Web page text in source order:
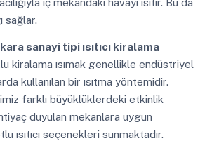
iç mekandaki havayı ısıtır. Bu da
sağlar.
sanayi tipi ısıtıcı kiralama
kiralama ısımak genellikle endüstriyel
kullanılan bir ısıtma yöntemidir.
farklı büyüklüklerdeki etkinlik
duyulan mekanlara uygun
ısıtıcı seçenekleri sunmaktadır.